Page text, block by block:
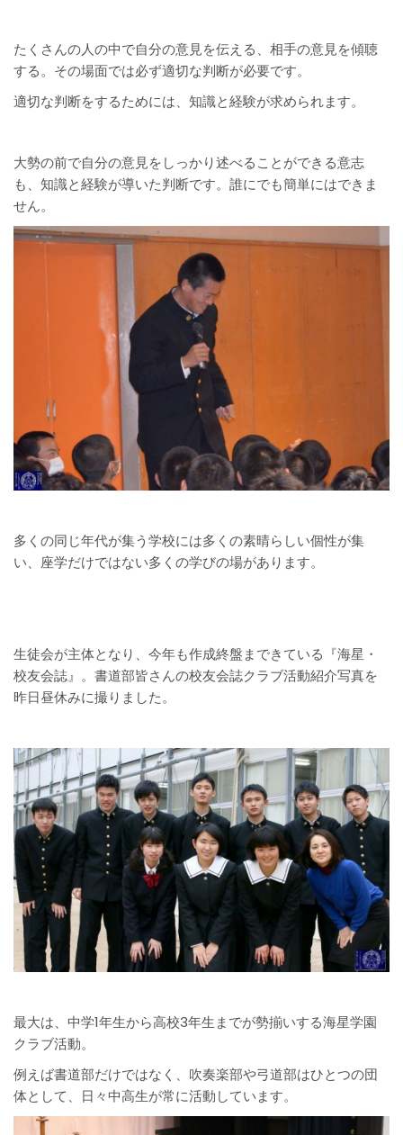
たくさんの人の中で自分の意見を伝える、相手の意見を傾聴
する。その場面では必ず適切な判断が必要です。
適切な判断をするためには、知識と経験が求められます。
大勢の前で自分の意見をしっかり述べることができる意志
も、知識と経験が導いた判断です。誰にでも簡単にはできま
せん。
多くの同じ年代が集う学校には多くの素晴らしい個性が集
い、座学だけではない多くの学びの場があります。
生徒会が主体となり、今年も作成終盤まできている『海星・
校友会誌』。書道部皆さんの校友会誌クラブ活動紹介写真を
昨日昼休みに撮りました。
最大は、中学1年生から高校3年生までが勢揃いする海星学園
クラブ活動。
例えば書道部だけではなく、吹奏楽部や弓道部はひとつの団
体として、日々中高生が常に活動しています。